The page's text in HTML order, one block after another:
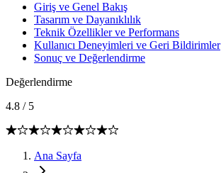
Giriş ve Genel Bakış
Tasarım ve Dayanıklılık
Teknik Özellikler ve Performans
Kullanıcı Deneyimleri ve Geri Bildirimler
Sonuç ve Değerlendirme
Değerlendirme
4.8 / 5
Ana Sayfa